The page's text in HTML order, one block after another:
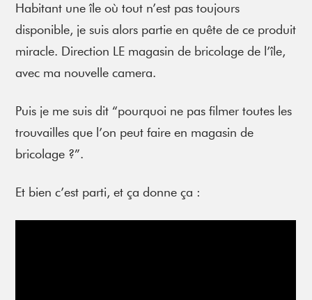
Habitant une île où tout n’est pas toujours
disponible, je suis alors partie en quête de ce produit
miracle. Direction LE magasin de bricolage de l’île,
avec ma nouvelle camera.
Puis je me suis dit “pourquoi ne pas filmer toutes les
trouvailles que l’on peut faire en magasin de
bricolage ?”.
Et bien c’est parti, et ça donne ça :